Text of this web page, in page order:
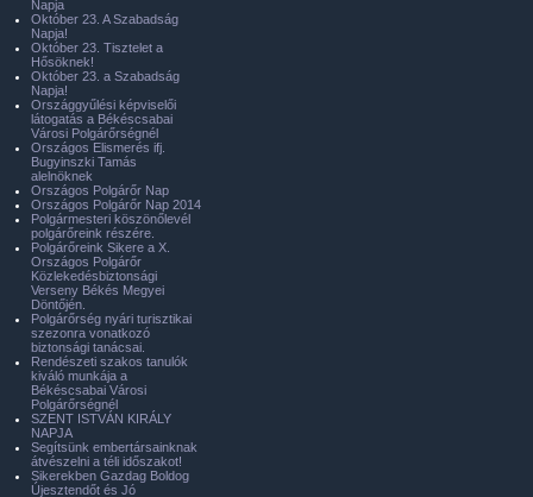
Napja
Október 23. A Szabadság
Napja!
Október 23. Tisztelet a
Hősöknek!
Október 23. a Szabadság
Napja!
Országgyűlési képviselői
látogatás a Békéscsabai
Városi Polgárőrségnél
Országos Elismerés ifj.
Bugyinszki Tamás
alelnöknek
Országos Polgárőr Nap
Országos Polgárőr Nap 2014
Polgármesteri köszönőlevél
polgárőreink részére.
Polgárőreink Sikere a X.
Országos Polgárőr
Közlekedésbiztonsági
Verseny Békés Megyei
Döntőjén.
Polgárőrség nyári turisztikai
szezonra vonatkozó
biztonsági tanácsai.
Rendészeti szakos tanulók
kiváló munkája a
Békéscsabai Városi
Polgárőrségnél
SZENT ISTVÁN KIRÁLY
NAPJA
Segítsünk embertársainknak
átvészelni a téli időszakot!
Sikerekben Gazdag Boldog
Újesztendőt és Jó